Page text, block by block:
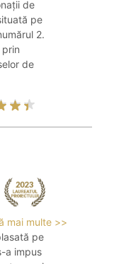
de
pe
2.
de
mai multe >>
pe
a impus